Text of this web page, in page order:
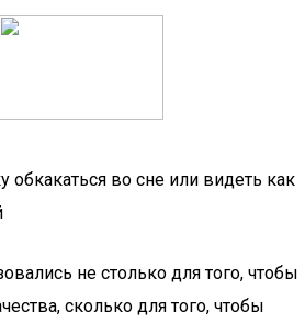
обкакаться во сне или видеть как
не столько для того, чтобы
сколько для того, чтобы